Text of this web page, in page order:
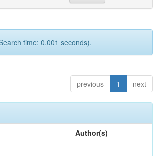
time: 0.001 seconds).
previous 1 next
Author(s)